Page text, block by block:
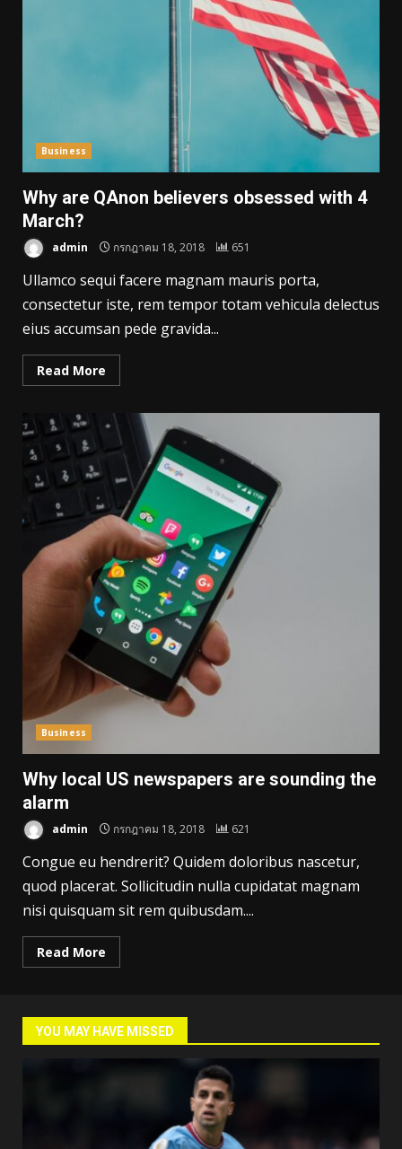
Business
Why are QAnon believers obsessed with 4
March?
admin กรกฎาคม 18, 2018 651
Ullamco sequi facere magnam mauris porta,
consectetur iste, rem tempor totam vehicula delectus
eius accumsan pede gravida...
Read More
Business
Why local US newspapers are sounding the
alarm
admin กรกฎาคม 18, 2018 621
Congue eu hendrerit? Quidem doloribus nascetur,
quod placerat. Sollicitudin nulla cupidatat magnam
nisi quisquam sit rem quibusdam....
Read More
YOU MAY HAVE MISSED